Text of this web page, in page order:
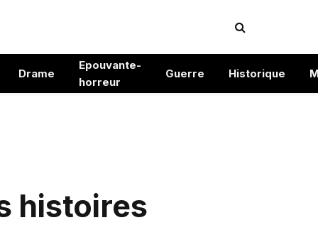
Drame
Epouvante-
horreur
Guerre Historique
histoires